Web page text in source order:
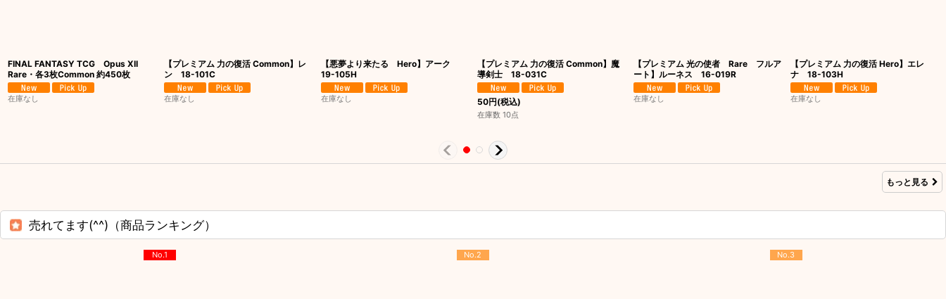
FINAL FANTASY TCG Opus XII
Rare・各3枚Common 約450枚
在庫なし
【プレミアム 力の復活 Common】レ
ン 18-101C
在庫なし
【悪夢より来たる Hero】アーク
19-105H
在庫なし
【プレミアム 力の復活 Common】魔
導剣士 18-031C
50円(税込)
在庫数 10点
【プレミアム 光の使者 Rare フルア
ート】ルーネス 16-019R
在庫なし
【プレミアム 力の復活 Hero】エレ
ナ 18-103H
在庫なし
もっと見る
売れてます(^^)（商品ランキング）
No.1 No.2 No.3